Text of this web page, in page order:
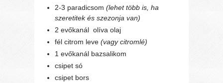
2-3 paradicsom(lehet több is, ha
szeretitek és szezonja van)
2 evőkanál olíva olaj
fél citrom leve(vagy citromlé)
1 evőkanál bazsalikom
csipet só
csipet bors